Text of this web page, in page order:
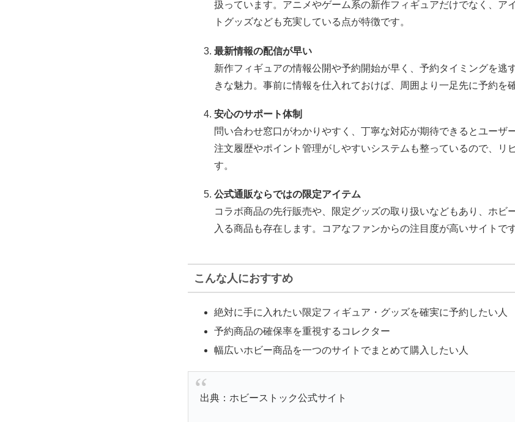
扱っています。アニメやゲーム系の新作フィギュアだけでなく、ア
トグッズなども充実している点が特徴です。
最新情報の配信が早い
新作フィギュアの情報公開や予約開始が早く、予約タイミングを逃
きな魅力。事前に情報を仕入れておけば、周囲より一足先に予約を
安心のサポート体制
問い合わせ窓口がわかりやすく、丁寧な対応が期待できるとユーザ
注文履歴やポイント管理がしやすいシステムも整っているので、リ
す。
公式通販ならではの限定アイテム
コラボ商品の先行販売や、限定グッズの取り扱いなどもあり、ホビ
入る商品も存在します。コアなファンからの注目度が高いサイトです
こんな人におすすめ
絶対に手に入れたい限定フィギュア・グッズを確実に予約したい人
予約商品の確保率を重視するコレクター
幅広いホビー商品を一つのサイトでまとめて購入したい人
出典：ホビーストック公式サイト